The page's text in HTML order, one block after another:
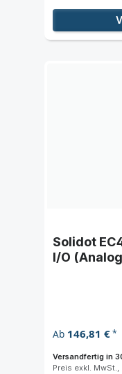
Solidot
I/O
Ab 146,81 €*
Versandfertig in
Preis exkl. MwSt.,